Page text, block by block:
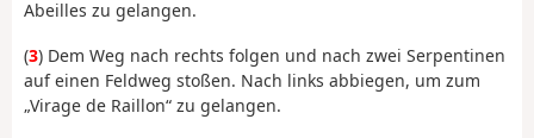
Abeilles zu gelangen.
(3) Dem Weg nach rechts folgen und nach zwei Serpentinen
auf einen Feldweg stoßen. Nach links abbiegen, um zum
„Virage de Raillon“ zu gelangen.